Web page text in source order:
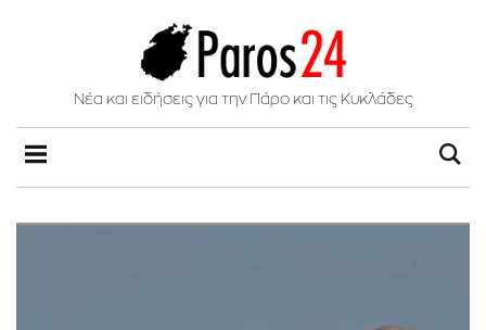
Νέα και ειδήσεις για την Πάρο και τις Κυκλάδες